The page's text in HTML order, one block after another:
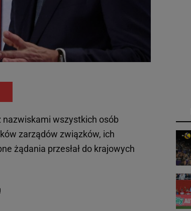
nazwiskami wszystkich osób
zarządów związków, ich
żądania przesłał do krajowych